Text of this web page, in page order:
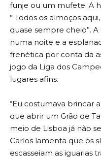
funje ou um mufete. A
” Todos os almoços
quase sempre cheio”.
numa noite e a
frenética por conta da
jogo da Liga dos
lugares afins.
“Eu costumava brincar
que abrir um Grão de
meio de Lisboa já não
Carlos lamenta que os
escasseiam as iguarias